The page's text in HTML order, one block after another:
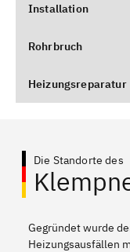
Installation
Rohrbruch
Heizungsreparatur
Die Standorte des
Gegründet wurde
Heizungsausfällen